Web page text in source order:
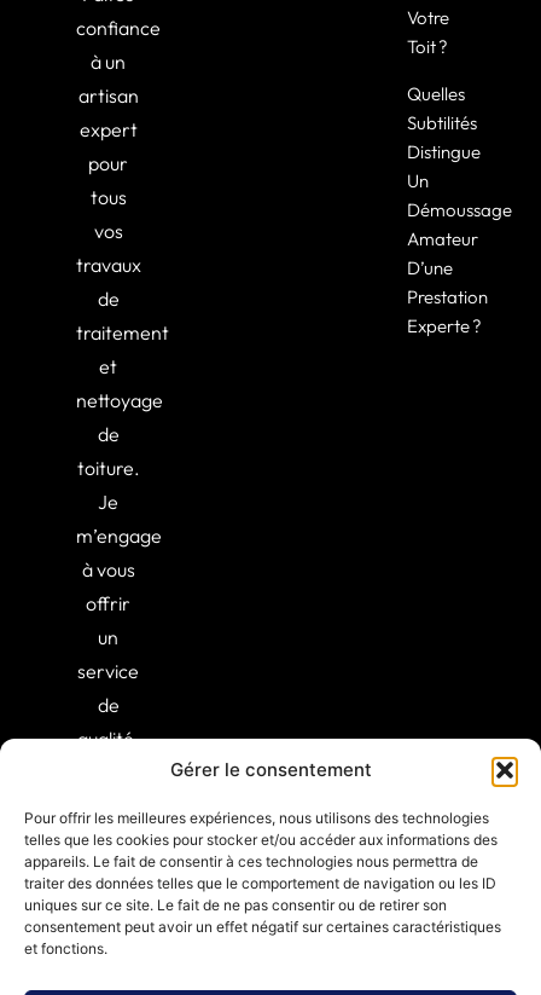
Gérer le consentement
Pour offrir les meilleures expériences, nous utilisons des technologies
telles que les cookies pour stocker et/ou accéder aux informations des
appareils. Le fait de consentir à ces technologies nous permettra de
traiter des données telles que le comportement de navigation ou les ID
uniques sur ce site. Le fait de ne pas consentir ou de retirer son
consentement peut avoir un effet négatif sur certaines caractéristiques
et fonctions.
confiance
à un
artisan
expert
pour
tous
vos
travaux
de
traitement
et
nettoyage
de
toiture.
Je
m’engage
à vous
offrir
un
service
de
qualité,
expertise
et
professionnalisme.
Votre
Toit ?
Quelles
Subtilités
Distingue
Un
Démoussage
Amateur
D’une
Prestation
Experte ?